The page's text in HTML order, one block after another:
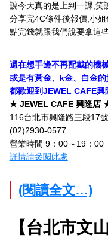
說今天真的是上到一課,笑
分享完4C條件後報價,小
點完錢就跟我們說要拿這
還在想手邊不再配戴的機
或是有黃金、k金、白金的
都歡迎到JEWEL CAFE興
★ JEWEL CAFE 興隆店
116台北市興隆路三段17
(02)2930-0577
營業時間 9：00～19：00
詳情請參閱此處
(閱讀全文…)
【台北市文